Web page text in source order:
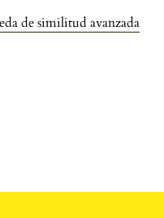
de similitud avanzada